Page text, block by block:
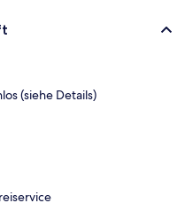
(siehe Details)